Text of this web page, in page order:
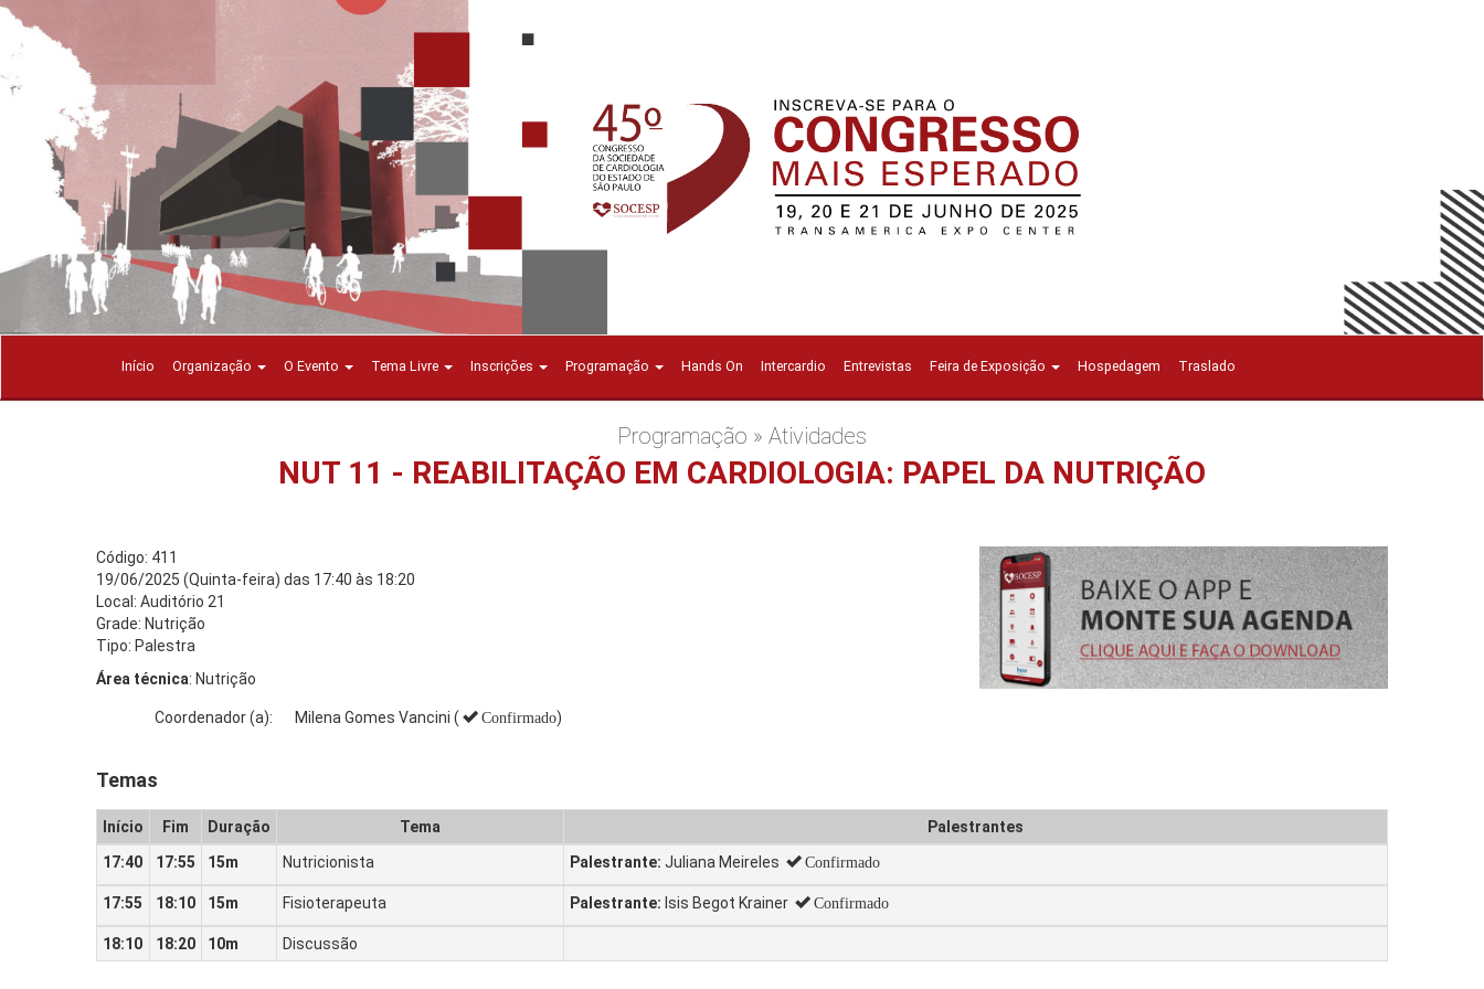
Início Organização O Evento Tema Livre Inscrições Programação Hands On Intercardio Entrevistas Feira de Exposição Hospedagem Traslado
Programação » Atividades
NUT 11 - REABILITAÇÃO EM CARDIOLOGIA: PAPEL DA NUTRIÇÃO
Código: 411
19/06/2025 (Quinta-feira) das 17:40 às 18:20
Local: Auditório 21
Grade: Nutrição
Tipo: Palestra
Área técnica: Nutrição
Coordenador (a): Milena Gomes Vancini ( Confirmado)
Temas
Início Fim Duração Tema
Palestrantes
17:40
17:55 15m Nutricionista Palestrante: Juliana Meireles Confirmado
17:55 18:10 15m Fisioterapeuta Palestrante: Isis Begot Krainer Confirmado
18:10 18:20 10m Discussão